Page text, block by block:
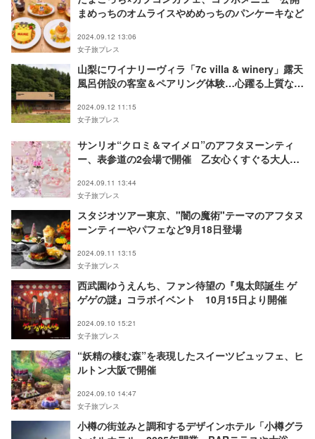
まめっちのオムライスやめめっちのパンケーキなど
2024.09.12 13:06
女子旅プレス
山梨にワイナリーヴィラ「7c villa & winery」露天
風呂併設の客室＆ペアリング体験…心躍る上質な滞
2024.09.12 11:15
女子旅プレス
サンリオ“クロミ＆マイメロ”のアフタヌーンティ
ー、表参道の2会場で開催 乙女心くすぐる大人可
2024.09.11 13:44
女子旅プレス
スタジオツアー東京、"闇の魔術"テーマのアフタヌ
ーンティーやパフェなど9月18日登場
2024.09.11 13:15
女子旅プレス
西武園ゆうえんち、ファン待望の『鬼太郎誕生 ゲ
ゲゲの謎』コラボイベント 10月15日より開催
2024.09.10 15:21
女子旅プレス
“妖精の棲む森”を表現したスイーツビュッフェ、ヒ
ルトン大阪で開催
2024.09.10 14:47
女子旅プレス
小樽の街並みと調和するデザインホテル「小樽グラ